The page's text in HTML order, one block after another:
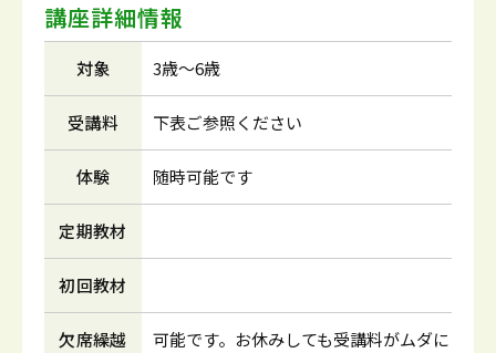
講座詳細情報
対象 3歳～6歳
受講料 下表ご参照ください
体験 随時可能です
定期教材
初回教材
欠席繰越
可能です。お休みしても受講料がムダに